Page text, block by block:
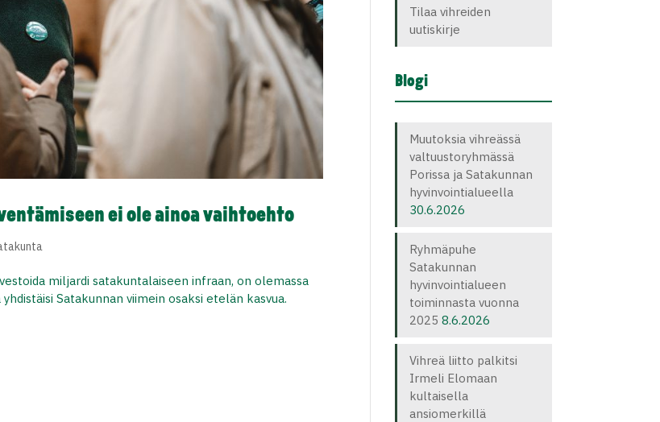
ei ole ainoa vaihtoehto
miljardi satakuntalaiseen infraan, on olemassa
Satakunnan viimein osaksi etelän kasvua.
Tilaa vihreiden
uutiskirje
Blogi
Muutoksia vihreässä
valtuustoryhmässä
Porissa ja Satakunnan
hyvinvointialueella
30.6.2026
Ryhmäpuhe
Satakunnan
hyvinvointialueen
toiminnasta vuonna
2025 8.6.2026
Vihreä liitto palkitsi
Irmeli Elomaan
kultaisella
ansiomerkillä